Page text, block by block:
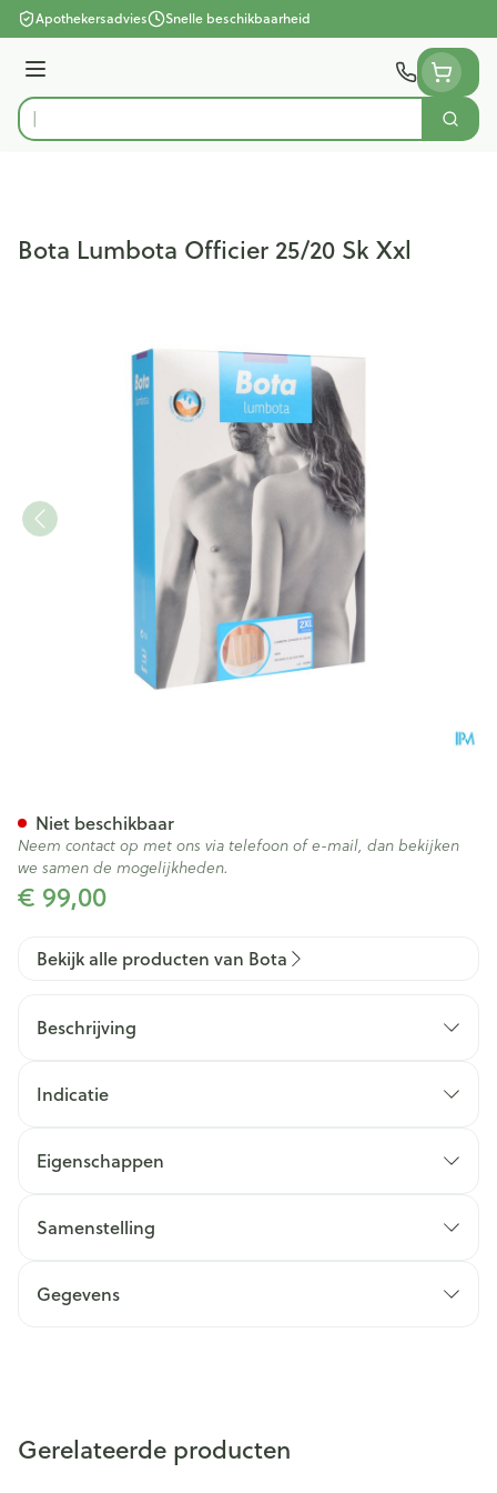
Ga naar de inhoud
Apothekersadvies Snelle beschikbaarheid
Menu
Product, merk, categorie...
Zoek
Bota Lumbota Officier 25/20 Sk Xxl
€ 99,00
Niet beschikbaar
Neem contact op met ons via telefoon of e-mail, dan bekijken
we samen de mogelijkheden.
Bekijk alle producten van Bota
Beschrijving
Indicatie
Eigenschappen
Samenstelling
Gegevens
Gerelateerde producten